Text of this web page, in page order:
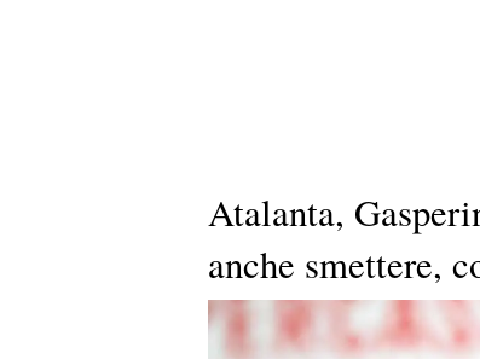
Atalanta,
anche smettere,